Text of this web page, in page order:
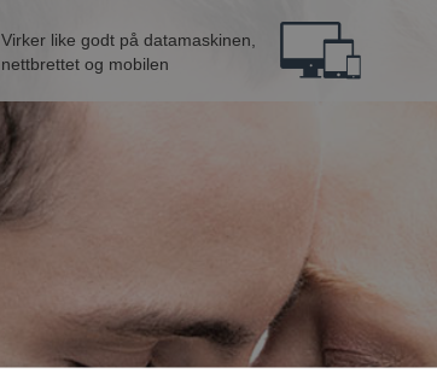
Virker like godt på datamaskinen,
nettbrettet og mobilen